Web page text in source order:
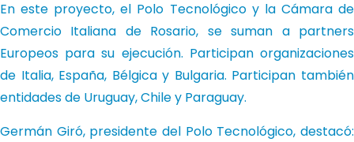
En este proyecto, el Polo Tecnológico y la Cámara de
Comercio Italiana de Rosario, se suman a partners
Europeos para su ejecución. Participan organizaciones
de Italia, España, Bélgica y Bulgaria. Participan también
entidades de Uruguay, Chile y Paraguay.
Germán Giró, presidente del Polo Tecnológico, destacó: